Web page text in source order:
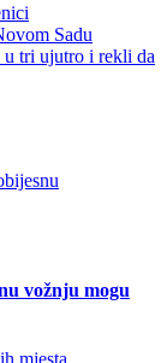
Sadu
u tri ujutro i rekli da
vožnju mogu